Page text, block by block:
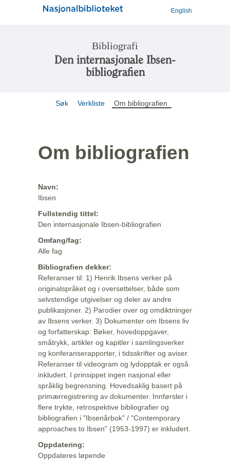
English
Bibliografi
Den internasjonale Ibsen-
bibliografien
Søk Verkliste Om bibliografien
Om bibliografien
Navn:
Ibsen
Fullstendig tittel:
Den internasjonale Ibsen-bibliografien
Omfang/fag:
Alle fag
Bibliografien dekker:
Referanser til: 1) Henrik Ibsens verker på
originalspråket og i oversettelser, både som
selvstendige utgivelser og deler av andre
publikasjoner. 2) Parodier over og omdiktninger
av Ibsens verker. 3) Dokumenter om Ibsens liv
og forfatterskap: Bøker, hovedoppgaver,
småtrykk, artikler og kapitler i samlingsverker
og konferanserapporter, i tidsskrifter og aviser.
Referanser til videogram og lydopptak er også
inkludert. I prinsippet ingen nasjonal eller
språklig begrensning. Hovedsaklig basert på
primærregistrering av dokumenter. Innførsler i
flere trykte, retrospektive bibliografier og
bibliografien i "Ibsenårbok" / "Contemporary
approaches to Ibsen" (1953-1997) er inkludert.
Oppdatering:
Oppdateres løpende